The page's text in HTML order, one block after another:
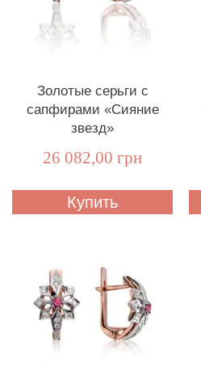
Золотые серьги с
сапфирами «Сияние
звезд»
26 082,00 грн
Купить